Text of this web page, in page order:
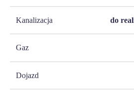
Kanalizacja do
Gaz
Dojazd